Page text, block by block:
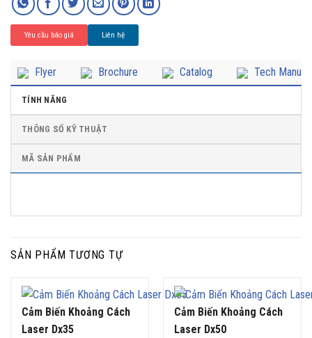
Yêu cầu báo giá Liên hệ
Flyer Brochure Catalog Tech Manual
TÍNH NĂNG
THÔNG SỐ KỸ THUẬT
MÃ SẢN PHẨM
SẢN PHẨM TƯƠNG TỰ
Cảm Biến Khoảng Cách
Laser Dx35
Cảm Biến Khoảng Cách
Laser Dx50